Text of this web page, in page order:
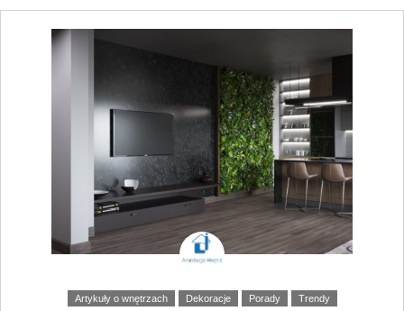
Artykuły o wnętrzach Dekoracje Porady Trendy